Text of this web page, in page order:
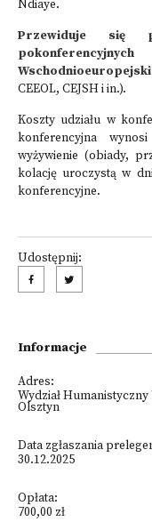
Ndiaye.
Przewiduje się
CEEOL, CEJSH i in.).
Koszty udziału w
konferencyjna
wyżywienie (obiady,
kolację uroczystą w
konferencyjne.
Udostępnij:
Informacje
Adres:
Wydział
Olsztyn
Data zgłaszania
30.12.2025
Opłata:
700,00 zł